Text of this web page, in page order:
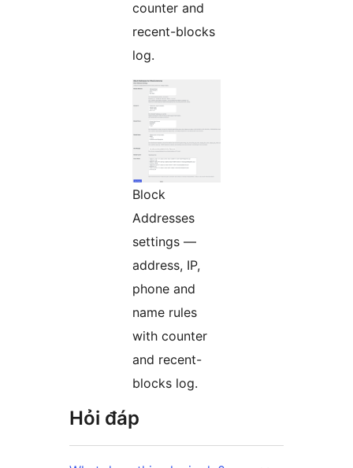
counter and
recent-blocks
log.
Block
Addresses
settings —
address, IP,
phone and
name rules
with counter
and recent-
blocks log.
Hỏi đáp